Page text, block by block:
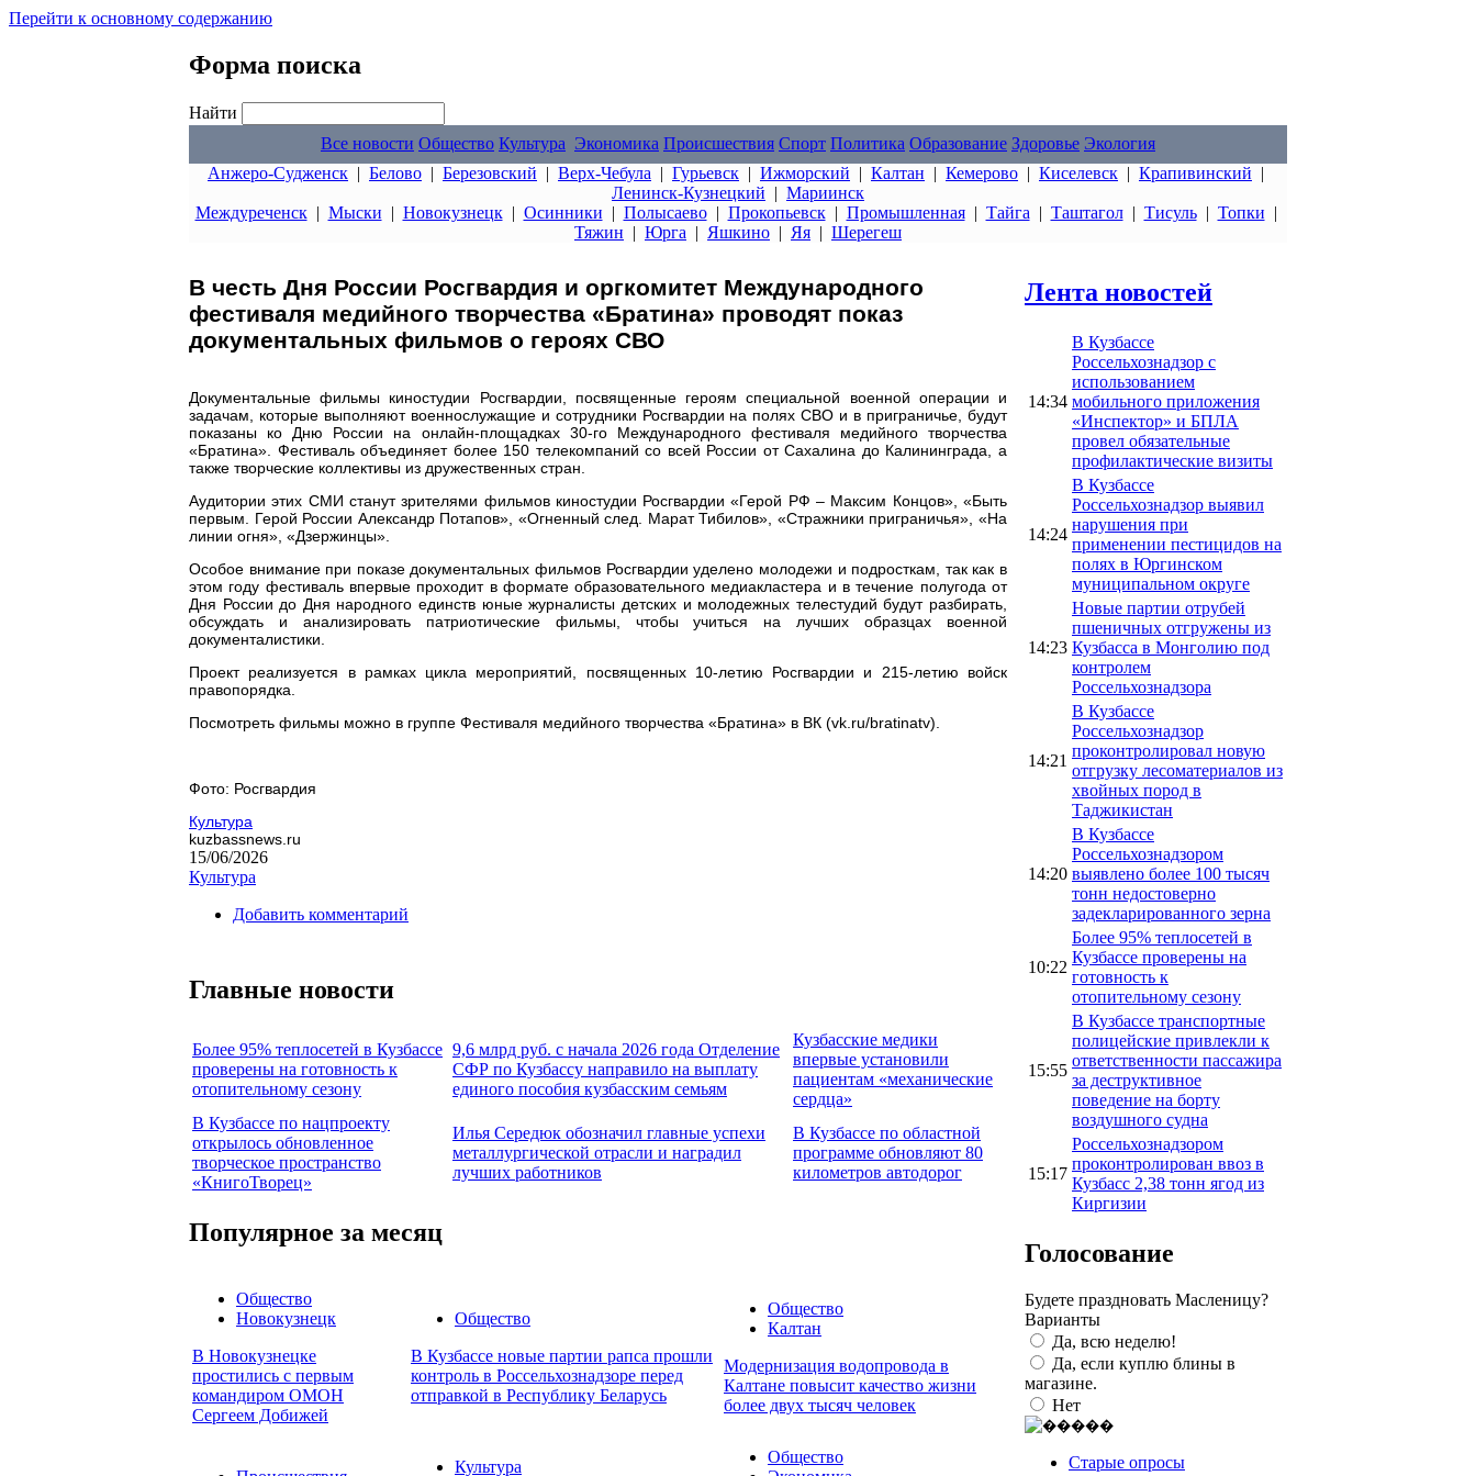
Перейти к основному содержанию
Форма поиска
Найти
Все новости Общество Культура Экономика Происшествия Спорт Политика Образование Здоровье Экология
Анжеро-Судженск | Белово | Березовский | Верх-Чебула | Гурьевск | Ижморский | Калтан | Кемерово | Киселевск | Крапивинский |
Ленинск-Кузнецкий | Мариинск
Междуреченск| Мыски | Новокузнецк| Осинники | Полысаево| Прокопьевск| Промышленная| Тайга | Таштагол| Тисуль| Топки |
Тяжин | Юрга | Яшкино | Яя | Шерегеш
В честь Дня России Росгвардия и оргкомитет Международного
фестиваля медийного творчества «Братина» проводят показ
документальных фильмов о героях СВО
Документальные фильмы киностудии Росгвардии, посвященные героям специальной военной операции и
задачам, которые выполняют военнослужащие и сотрудники Росгвардии на полях СВО и в приграничье, будут
показаны ко Дню России на онлайн-площадках 30-го Международного фестиваля медийного творчества
«Братина». Фестиваль объединяет более 150 телекомпаний со всей России от Сахалина до Калининграда, а
также творческие коллективы из дружественных стран.
Аудитории этих СМИ станут зрителями фильмов киностудии Росгвардии «Герой РФ – Максим Концов», «Быть
первым. Герой России Александр Потапов», «Огненный след. Марат Тибилов», «Стражники приграничья», «На
линии огня», «Дзержинцы».
Особое внимание при показе документальных фильмов Росгвардии уделено молодежи и подросткам, так как в
этом году фестиваль впервые проходит в формате образовательного медиакластера и в течение полугода от
Дня России до Дня народного единств юные журналисты детских и молодежных телестудий будут разбирать,
обсуждать и анализировать патриотические фильмы, чтобы учиться на лучших образцах военной
документалистики.
Проект реализуется в рамках цикла мероприятий, посвященных 10-летию Росгвардии и 215-летию войск
правопорядка.
Посмотреть фильмы можно в группе Фестиваля медийного творчества «Братина» в ВК (vk.ru/bratinatv).
Фото: Росгвардия
Культура
kuzbassnews.ru
15/06/2026
Культура
Добавить комментарий
Главные новости
Более 95% теплосетей в Кузбассе
проверены на готовность к
отопительному сезону
9,6 млрд руб. с начала 2026 года Отделение
СФР по Кузбассу направило на выплату
единого пособия кузбасским семьям
Кузбасские медики
впервые установили
пациентам «механические
сердца»
В Кузбассе по нацпроекту
открылось обновленное
творческое пространство
«КнигоТворец»
Илья Середюк обозначил главные успехи
металлургической отрасли и наградил
лучших работников
В Кузбассе по областной
программе обновляют 80
километров автодорог
Популярное за месяц
Общество
Новокузнецк
В Новокузнецке
простились с первым
командиром ОМОН
Сергеем Добижей
Общество
В Кузбассе новые партии рапса прошли
контроль в Россельхознадзоре перед
отправкой в Республику Беларусь
Общество
Калтан
Модернизация водопровода в
Калтане повысит качество жизни
более двух тысяч человек
Культура
Общество
Лента новостей
14:34
В Кузбассе
Россельхознадзор с
использованием
мобильного приложения
«Инспектор» и БПЛА
провел обязательные
профилактические визиты
14:24
В Кузбассе
Россельхознадзор выявил
нарушения при
применении пестицидов на
полях в Юргинском
муниципальном округе
14:23
Новые партии отрубей
пшеничных отгружены из
Кузбасса в Монголию под
контролем
Россельхознадзора
14:21
В Кузбассе
Россельхознадзор
проконтролировал новую
отгрузку лесоматериалов из
хвойных пород в
Таджикистан
14:20
В Кузбассе
Россельхознадзором
выявлено более 100 тысяч
тонн недостоверно
задекларированного зерна
10:22
Более 95% теплосетей в
Кузбассе проверены на
готовность к
отопительному сезону
15:55
В Кузбассе транспортные
полицейские привлекли к
ответственности пассажира
за деструктивное
поведение на борту
воздушного судна
15:17
Россельхознадзором
проконтролирован ввоз в
Кузбасс 2,38 тонн ягод из
Киргизии
Голосование
Будете праздновать Масленицу?
Варианты
Да, всю неделю!
Да, если куплю блины в
магазине.
Нет
Старые опросы